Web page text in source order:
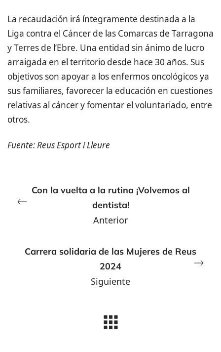
La recaudación irá íntegramente destinada a la
Liga contra el Cáncer de las Comarcas de Tarragona
y Terres de l’Ebre. Una entidad sin ánimo de lucro
arraigada en el territorio desde hace 30 años. Sus
objetivos son apoyar a los enfermos oncológicos ya
sus familiares, favorecer la educación en cuestiones
relativas al cáncer y fomentar el voluntariado, entre
otros.
Fuente: Reus Esport i Lleure
Con la vuelta a la rutina ¡Volvemos al
dentista!
Anterior
Carrera solidaria de las Mujeres de Reus
2024
Siguiente